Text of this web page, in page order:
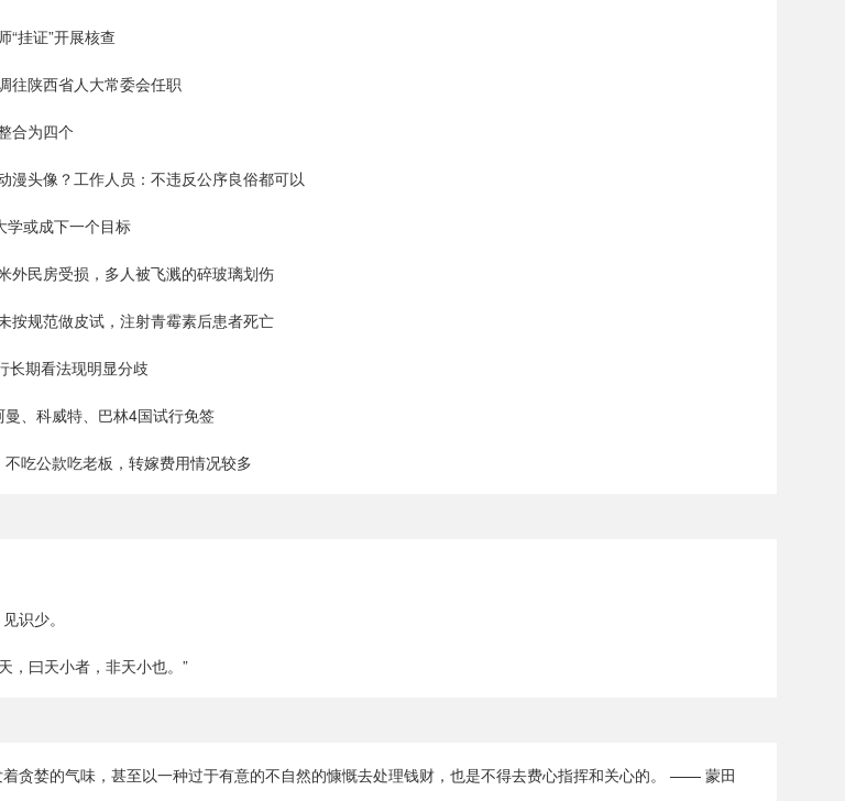
“挂证”开展核查
往陕西省人大常委会任职
合为四个
漫头像？工作人员：不违反公序良俗都可以
学或成下一个目标
外民房受损，多人被飞溅的碎玻璃划伤
按规范做皮试，注射青霉素后患者死亡
长期看法现明显分歧
、科威特、巴林4国试行免签
吃公款吃老板，转嫁费用情况较多
识少。
，曰天小者，非天小也。”
贪婪的气味，甚至以一种过于有意的不自然的慷慨去处理钱财，也是不得去费心指挥和关心的。 —— 蒙田